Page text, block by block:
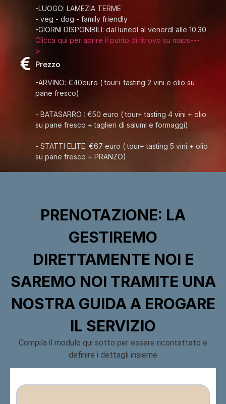
-LUOGO: LAMEZIA TERME
- veg - dog - family friendly
-GIORNI DISPONIBILI: dal lunedì al venerdì alle 10.30
Clicca qui per aprire il punto di ritrovo su maps---
>
Prezzo
-ARVINO: €40euro ( tour+ tasting 2 vini e olio su
pane fresco)
- BATASARRO : €50 euro ( tour+ tasting 4 vini + olio
su pane fresco + taglieri di salumi e formaggi)
- STATTI ELITE: €67 euro ( tour+ tasting 5 vini + olio
su pane fresco + PRANZO)
PRENOTAZIONE: LA
GESTIREMO
DIRETTAMENTE NOI E
SAREMO NOI TRAMITE UNA
NOSTRA GUIDA A EROGARE
IL SERVIZIO
Compila il modulo qui sotto per essere ricontattato e
definire i dettagli insieme